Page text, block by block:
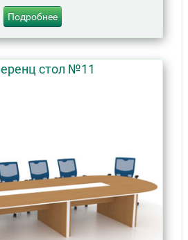
Подробнее
стол №11